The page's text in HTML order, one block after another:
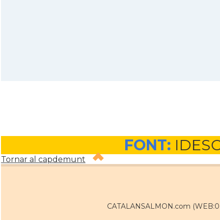
FONT:
Tornar al capdemunt
CATALANSALMON.com